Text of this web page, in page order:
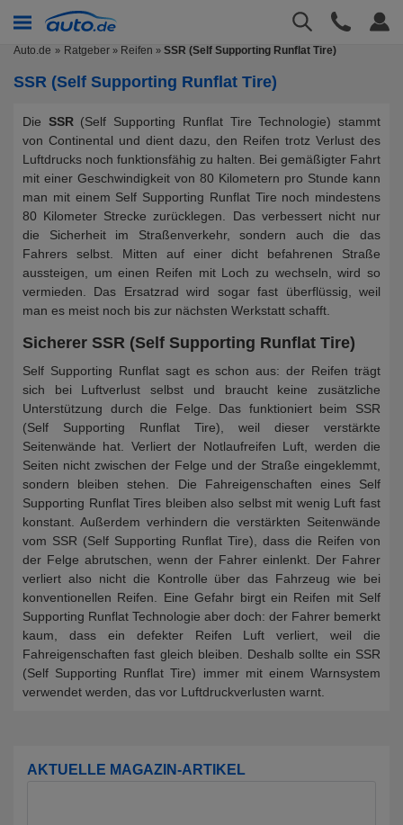
Auto.de Ratgeber » Reifen » SSR (Self Supporting Runflat Tire)
SSR (Self Supporting Runflat Tire)
Die SSR(Self Supporting Runflat Tire Technologie) stammt
von Continental und dient dazu, den Reifen trotz Verlust des
Luftdrucks noch funktionsfähig zu halten. Bei gemäßigter Fahrt
mit einer Geschwindigkeit von 80 Kilometern pro Stunde kann
man mit einem Self Supporting Runflat Tire noch mindestens
80 Kilometer Strecke zurücklegen. Das verbessert nicht nur
die Sicherheit im Straßenverkehr, sondern auch die das
Fahrers selbst. Mitten auf einer dicht befahrenen Straße
aussteigen, um einen Reifen mit Loch zu wechseln, wird so
vermieden. Das Ersatzrad wird sogar fast überflüssig, weil
man es meist noch bis zur nächsten Werkstatt schafft.
Sicherer SSR (Self Supporting Runflat Tire)
Self Supporting Runflat sagt es schon aus: der Reifen trägt
sich bei Luftverlust selbst und braucht keine zusätzliche
Unterstützung durch die Felge. Das funktioniert beim SSR
(Self Supporting Runflat Tire), weil dieser verstärkte
Seitenwände hat. Verliert der Notlaufreifen Luft, werden die
Seiten nicht zwischen der Felge und der Straße eingeklemmt,
sondern bleiben stehen. Die Fahreigenschaften eines Self
Supporting Runflat Tires bleiben also selbst mit wenig Luft fast
konstant. Außerdem verhindern die verstärkten Seitenwände
vom SSR (Self Supporting Runflat Tire), dass die Reifen von
der Felge abrutschen, wenn der Fahrer einlenkt. Der Fahrer
verliert also nicht die Kontrolle über das Fahrzeug wie bei
konventionellen Reifen. Eine Gefahr birgt ein Reifen mit Self
Supporting Runflat Technologie aber doch: der Fahrer bemerkt
kaum, dass ein defekter Reifen Luft verliert, weil die
Fahreigenschaften fast gleich bleiben. Deshalb sollte ein SSR
(Self Supporting Runflat Tire) immer mit einem Warnsystem
verwendet werden, das vor Luftdruckverlusten warnt.
AKTUELLE MAGAZIN-ARTIKEL